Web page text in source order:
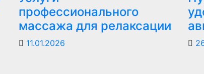
профессионального
массажа для релаксации
11.01.2026